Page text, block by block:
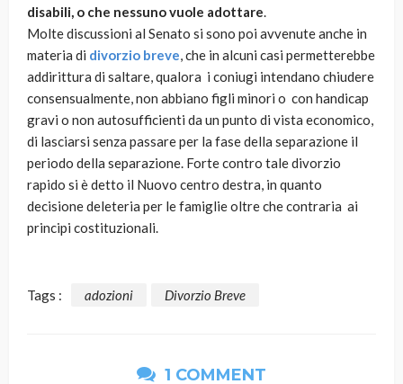
disabili, o che nessuno vuole adottare.
Molte discussioni al Senato si sono poi avvenute anche in
materia di divorzio breve, che in alcuni casi permetterebbe
addirittura di saltare, qualora i coniugi intendano chiudere
consensualmente, non abbiano figli minori o con handicap
gravi o non autosufficienti da un punto di vista economico,
di lasciarsi senza passare per la fase della separazione il
periodo della separazione. Forte contro tale divorzio
rapido si è detto il Nuovo centro destra, in quanto
decisione deleteria per le famiglie oltre che contraria ai
principi costituzionali.
Tags : adozioni Divorzio Breve
1 COMMENT